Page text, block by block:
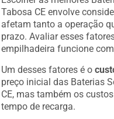
Tabosa CE envolve
afetam tanto a operação
prazo. Avaliar esses
empilhadeira funcione
Um desses fatores é o
preço inicial das Baterias
CE, mas também os
tempo de recarga.